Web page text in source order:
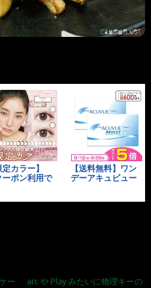
ー
arc や Play みたいに物理キーの